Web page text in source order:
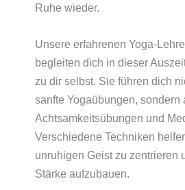
Ruhe wieder.
Unsere erfahrenen Yoga-
begleiten dich in dieser
zu dir selbst. Sie führen dich
sanfte Yogaübungen, sondern
Achtsamkeitsübungen und
Verschiedene Techniken
unruhigen Geist zu zentrieren
Stärke aufzubauen.